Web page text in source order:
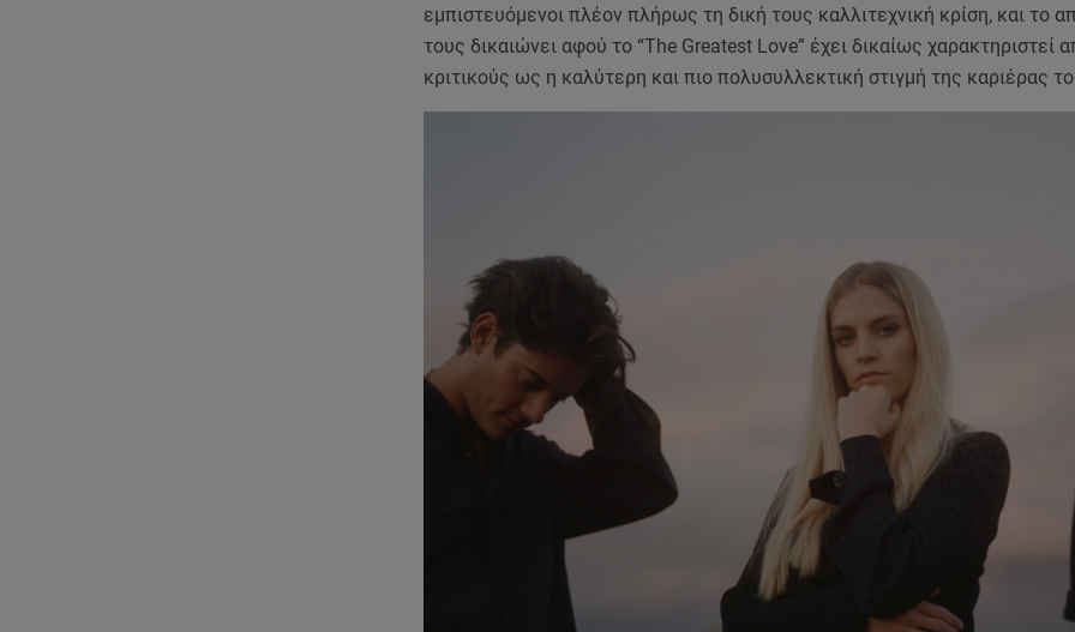
εμπιστευόμενοι πλέον πλήρως τη δική τους καλλιτεχνική κρίση, και το
τους δικαιώνει αφού το “The Greatest Love” έχει δικαίως χαρακτηριστεί
κριτικούς ως η καλύτερη και πιο πολυσυλλεκτική στιγμή της καριέρας